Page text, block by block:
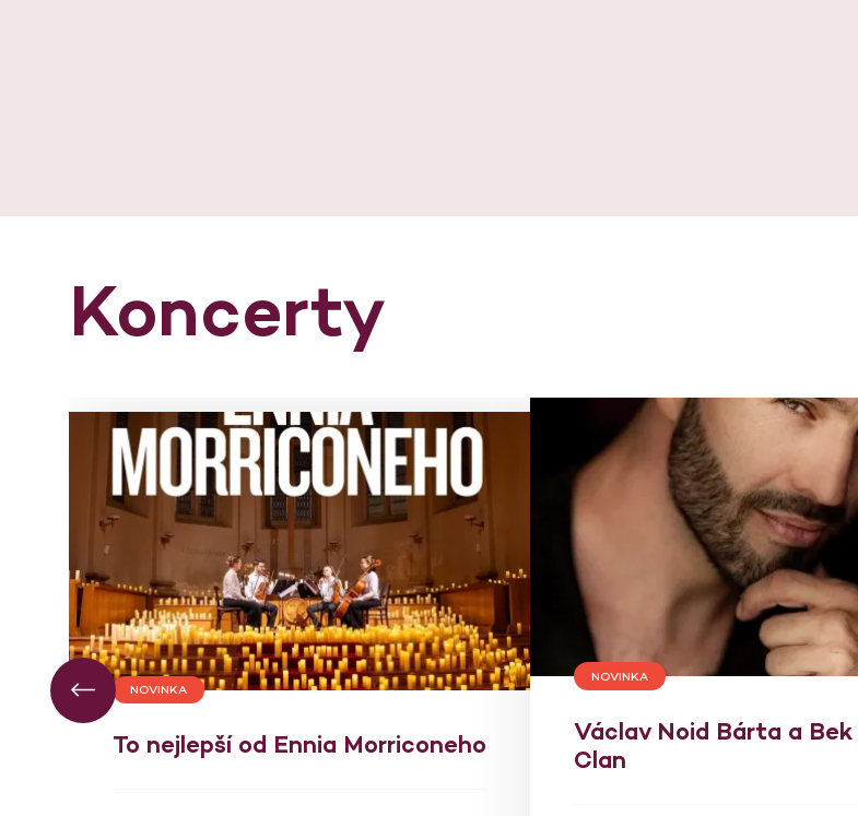
Koncerty
NOVINKA
To nejlepší od Ennia Morriconeho
NOVINKA
Václav Noid Bárta a Bek
Clan